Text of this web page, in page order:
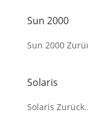
Sun 2000
Sun 2000
Solaris
Solaris